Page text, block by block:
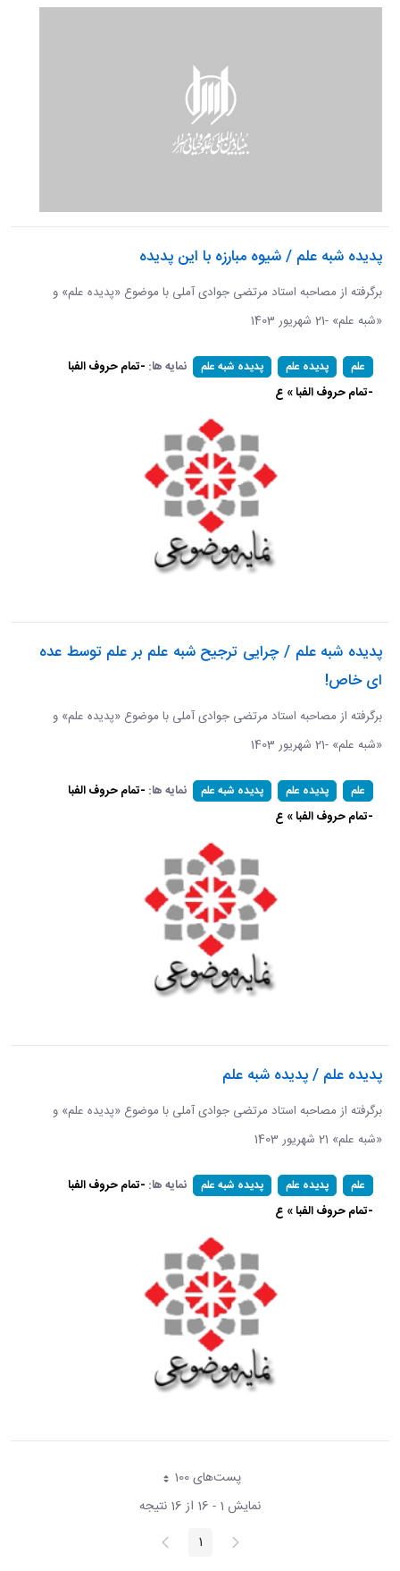
پدیده شبه علم / شیوه مبارزه با این پدیده
برگرفته از مصاحبه استاد مرتضی جوادی آملی با موضوع «پدیده علم» و
«شبه علم» -21 شهریور 1403
علم پدیده علم پدیده شبه علم نمایه ها: -تمام حروف الفبا
-تمام حروف الفبا » ع
پدیده شبه علم / چرایی ترجیح شبه علم بر علم توسط عده
ای خاص!
برگرفته از مصاحبه استاد مرتضی جوادی آملی با موضوع «پدیده علم» و
«شبه علم» -21 شهریور 1403
علم پدیده علم پدیده شبه علم نمایه ها: -تمام حروف الفبا
-تمام حروف الفبا » ع
پدیده علم / پدیده شبه علم
برگرفته از مصاحبه استاد مرتضی جوادی آملی با موضوع «پدیده علم» و
«شبه علم» 21 شهریور 1403
علم پدیده علم پدیده شبه علم نمایه ها: -تمام حروف الفبا
-تمام حروف الفبا » ع
پست‌‌های 100هر صفحه
نمایش 1 - 16 از 16 نتیجه
پیغام
قبلی صفحه1 صفحه
بعد